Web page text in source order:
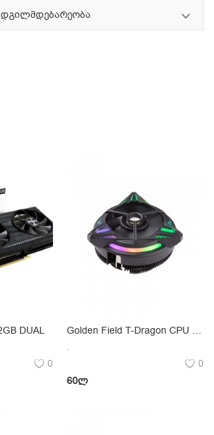
DUAL
0
Golden Field T-Dragon CPU Universal Cooler 90W
.
0
60ლ